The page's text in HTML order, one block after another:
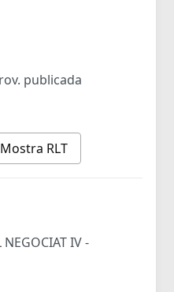
publicada
Mostra RLT
NEGOCIAT IV -